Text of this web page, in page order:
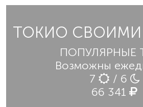
ТОКИО СВОИМИ
ПОПУЛЯРНЫЕ
Возможны
7
/ 6
66 341